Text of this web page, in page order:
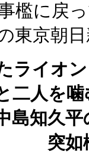
檻に戻
東京朝日
ライオン
を噛
の
ら